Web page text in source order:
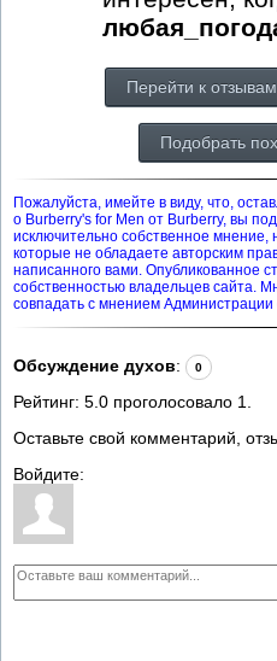
Перейти к
Подобрать
Пожалуйста, имейте в виду, что,
о Burberry's for Men от Burberry, вы
исключительно собственное мнение,
которые не обладаете авторским
написанного вами. Опубликованное
собственностью владельцев сайта.
совпадать с мнением Администрации
Обсуждение духов: 0
Рейтинг: 5.0 проголосовало 1
Оставьте свой комментарий,
Войдите: